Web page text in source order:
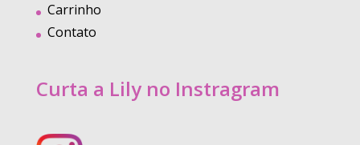
Carrinho
Contato
Curta a Lily no Instragram